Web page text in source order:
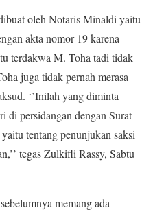
oleh Notaris Minaldi yaitu
akta nomor 19 karena
terdakwa M. Toha tadi tidak
juga tidak pernah merasa
‘’Inilah yang diminta
di persidangan dengan Surat
tentang penunjukan saksi
tegas Zulkifli Rassy, Sabtu
memang ada